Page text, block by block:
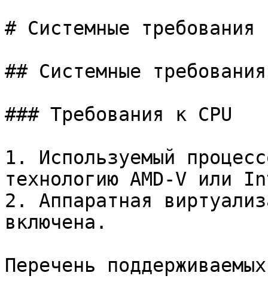
# Системные требования
## Системные
### Требования к CPU
1. Используемый
технологию AMD-V или
2. Аппаратная
включена.
Перечень